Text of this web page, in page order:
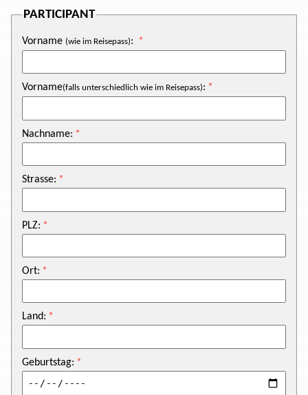
PARTICIPANT
Vorname (wie im Reisepass):
Vorname(falls unterschiedlich wie im Reisepass):
Nachname:
Strasse:
PLZ:
Ort:
Land:
Geburtstag: